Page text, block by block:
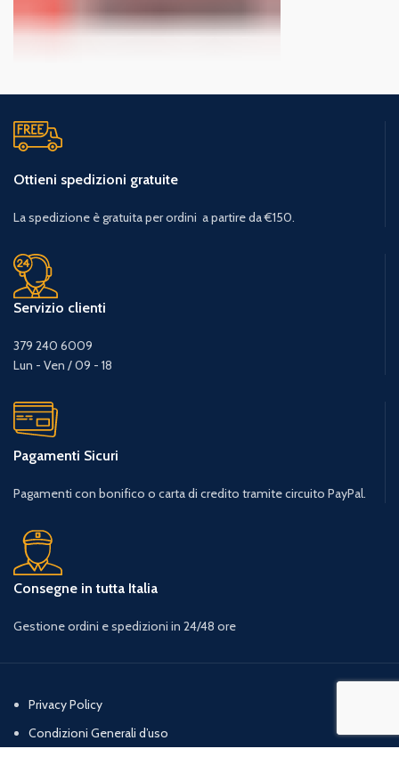
Ottieni spedizioni gratuite
La spedizione è gratuita per ordini a partire da €150.
Servizio clienti
379 240 6009
Lun - Ven / 09 - 18
Pagamenti Sicuri
Pagamenti con bonifico o carta di credito tramite circuito PayPal.
Consegne in tutta Italia
Gestione ordini e spedizioni in 24/48 ore
Privacy Policy
Condizioni Generali d’uso